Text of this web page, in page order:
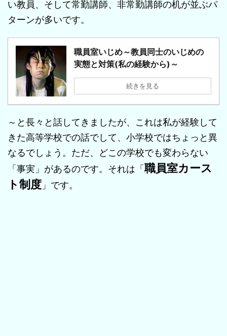
い教員、そして常勤講師、非常勤講師の机が並ぶパ
ターンが多いです。
職員室いじめ～教員同士のいじめの
実態と対策(私の経験から)～
続きを見る
～と長々と話してきましたが、これは私が経験して
きた高等学校での話でして、小学校ではちょっと異
なるでしょう。ただ、どこの学校でも変わらない
「事実」があるのです。それは「 職員室カース
ト制度 」です。